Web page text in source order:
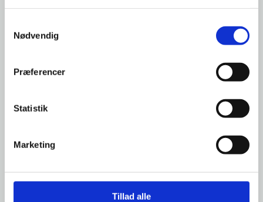
Nødvendig
Præferencer
Statistik
Marketing
Tillad alle